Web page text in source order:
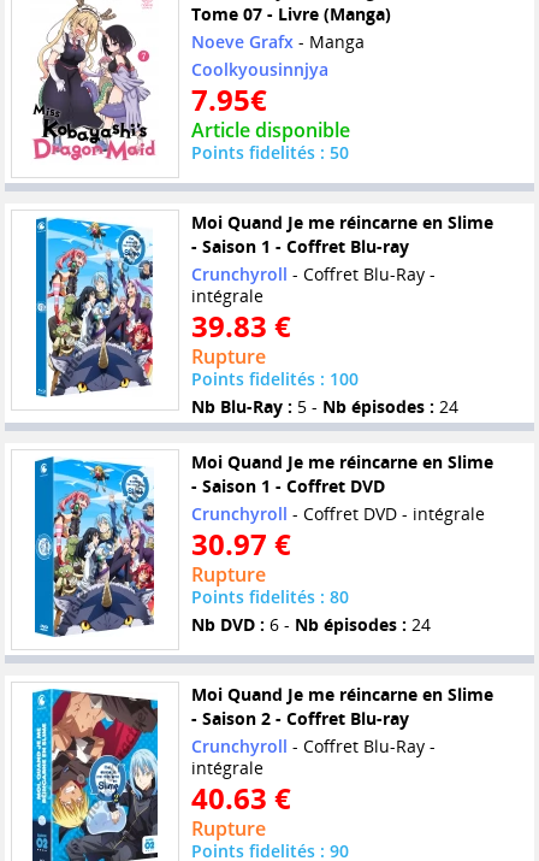
Tome 07 - Livre (Manga)
Noeve Grafx - Manga
Coolkyousinnjya
7.95€
Article disponible
Points fidelités : 50
Moi Quand Je me réincarne en Slime
- Saison 1 - Coffret Blu-ray
Crunchyroll - Coffret Blu-Ray -
intégrale
39.83 €
Rupture
Points fidelités : 100
Nb Blu-Ray : 5 - Nb épisodes : 24
Moi Quand Je me réincarne en Slime
- Saison 1 - Coffret DVD
Crunchyroll - Coffret DVD - intégrale
30.97 €
Rupture
Points fidelités : 80
Nb DVD : 6 - Nb épisodes : 24
Moi Quand Je me réincarne en Slime
- Saison 2 - Coffret Blu-ray
Crunchyroll - Coffret Blu-Ray -
intégrale
40.63 €
Rupture
Points fidelités : 90